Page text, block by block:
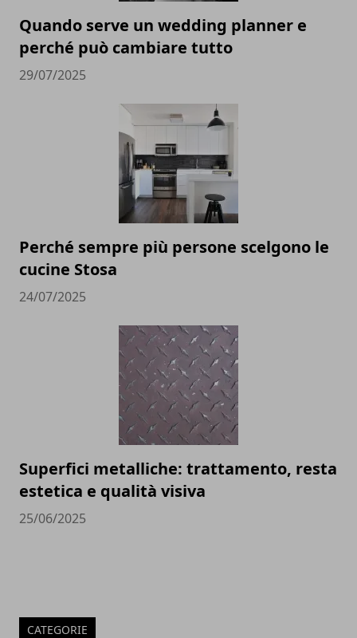
Quando serve un wedding planner e
perché può cambiare tutto
29/07/2025
Perché sempre più persone scelgono le
cucine Stosa
24/07/2025
Superfici metalliche: trattamento, resta
estetica e qualità visiva
25/06/2025
CATEGORIE